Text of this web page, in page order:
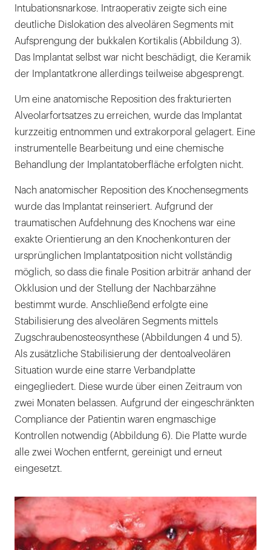
Intubationsnarkose. Intraoperativ zeigte sich eine
deutliche Dislokation des alveolären Segments mit
Aufsprengung der bukkalen Kortikalis (Abbildung 3).
Das Implantat selbst war nicht beschädigt, die Keramik
der Implantatkrone allerdings teilweise abgesprengt.
Um eine anatomische Reposition des frakturierten
Alveolarfortsatzes zu erreichen, wurde das Implantat
kurzzeitig entnommen und extrakorporal gelagert. Eine
instrumentelle Bearbeitung und eine chemische
Behandlung der Implantatoberfläche erfolgten nicht.
Nach anatomischer Reposition des Knochensegments
wurde das Implantat reinseriert. Aufgrund der
traumatischen Aufdehnung des Knochens war eine
exakte Orientierung an den Knochenkonturen der
ursprünglichen Implantatposition nicht vollständig
möglich, so dass die finale Position arbiträr anhand der
Okklusion und der Stellung der Nachbarzähne
bestimmt wurde. Anschließend erfolgte eine
Stabilisierung des alveolären Segments mittels
Zugschraubenosteosynthese (Abbildungen 4 und 5).
Als zusätzliche Stabilisierung der dentoalveolären
Situation wurde eine starre Verbandplatte
eingegliedert. Diese wurde über einen Zeitraum von
zwei Monaten belassen. Aufgrund der eingeschränkten
Compliance der Patientin waren engmaschige
Kontrollen notwendig (Abbildung 6). Die Platte wurde
alle zwei Wochen entfernt, gereinigt und erneut
eingesetzt.